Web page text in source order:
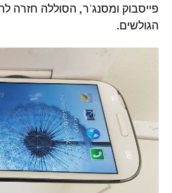
פייסבוק ומסנג'ר, הסוללה חזרה
הגולשים.